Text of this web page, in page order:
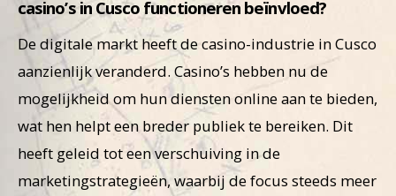
casino’s in Cusco functioneren beïnvloed?
De digitale markt heeft de casino-industrie in Cusco
aanzienlijk veranderd. Casino’s hebben nu de
mogelijkheid om hun diensten online aan te bieden,
wat hen helpt een breder publiek te bereiken. Dit
heeft geleid tot een verschuiving in de
marketingstrategieën, waarbij de focus steeds meer